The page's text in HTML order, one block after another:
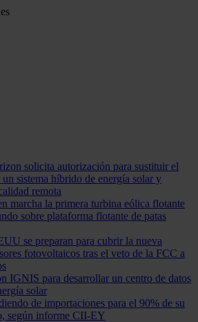
solicita autorización para sustituir el
sistema híbrido de energía solar y
remota
marcha la primera turbina eólica flotante
sobre plataforma flotante de patas
se preparan para cubrir la nueva
fotovoltaicos tras el veto de la FCC a
IGNIS para desarrollar un centro de datos
solar
de importaciones para el 90% de su
según informe CII-EY